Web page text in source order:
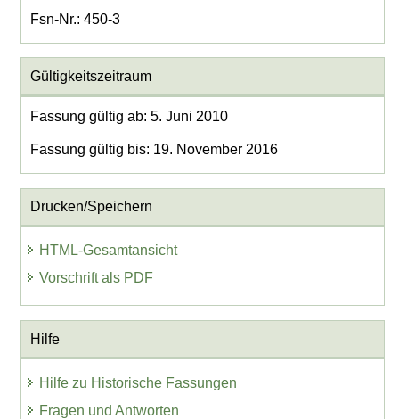
Fsn-Nr.: 450-3
Gültigkeitszeitraum
Fassung gültig ab: 5. Juni 2010
Fassung gültig bis: 19. November 2016
Drucken/Speichern
HTML-Gesamtansicht
Vorschrift als PDF
Hilfe
Hilfe zu Historische Fassungen
Fragen und Antworten